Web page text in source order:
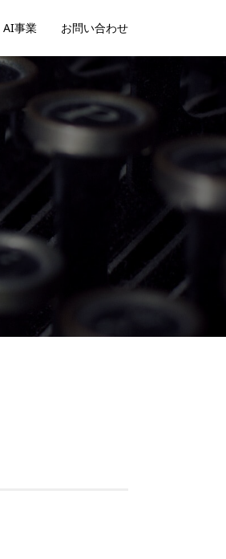
AI事業 お問い合わせ